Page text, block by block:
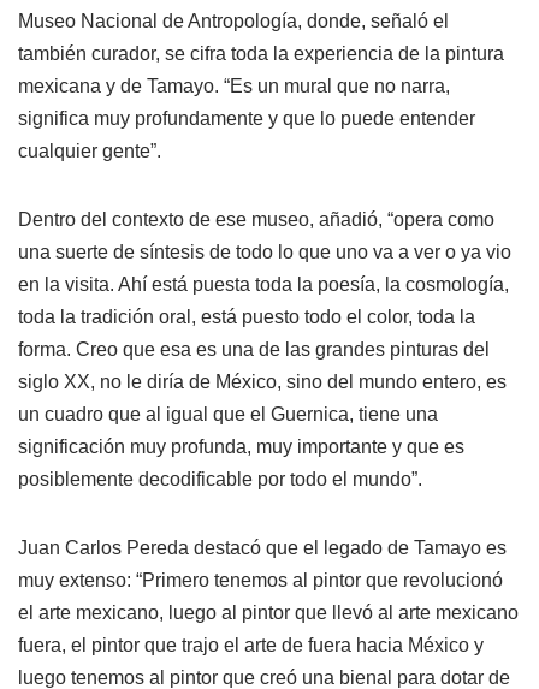
Museo Nacional de Antropología, donde, señaló el
también curador, se cifra toda la experiencia de la pintura
mexicana y de Tamayo. “Es un mural que no narra,
significa muy profundamente y que lo puede entender
cualquier gente”.
Dentro del contexto de ese museo, añadió, “opera como
una suerte de síntesis de todo lo que uno va a ver o ya vio
en la visita. Ahí está puesta toda la poesía, la cosmología,
toda la tradición oral, está puesto todo el color, toda la
forma. Creo que esa es una de las grandes pinturas del
siglo XX, no le diría de México, sino del mundo entero, es
un cuadro que al igual que el Guernica, tiene una
significación muy profunda, muy importante y que es
posiblemente decodificable por todo el mundo”.
Juan Carlos Pereda destacó que el legado de Tamayo es
muy extenso: “Primero tenemos al pintor que revolucionó
el arte mexicano, luego al pintor que llevó al arte mexicano
fuera, el pintor que trajo el arte de fuera hacia México y
luego tenemos al pintor que creó una bienal para dotar de